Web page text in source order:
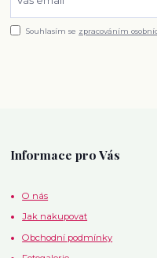
Souhlasím se zpracováním
Informace pro Vás
O nás
Jak nakupovat
Obchodní podmínky